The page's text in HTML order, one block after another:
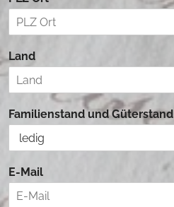
Land
Familienstand und Güterstand
E-Mail